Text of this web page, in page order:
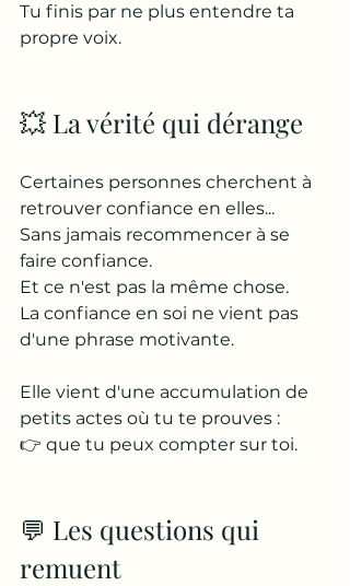
Tu finis par ne plus entendre ta
propre voix.
💥 La vérité qui dérange
Certaines personnes cherchent à
retrouver confiance en elles...
Sans jamais recommencer à se
faire confiance.
Et ce n'est pas la même chose.
La confiance en soi ne vient pas
d'une phrase motivante.
Elle vient d'une accumulation de
petits actes où tu te prouves :
👉 que tu peux compter sur toi.
💬 Les questions qui
remuent